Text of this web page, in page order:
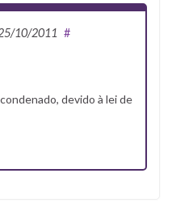
10/2011 #
devido à lei de